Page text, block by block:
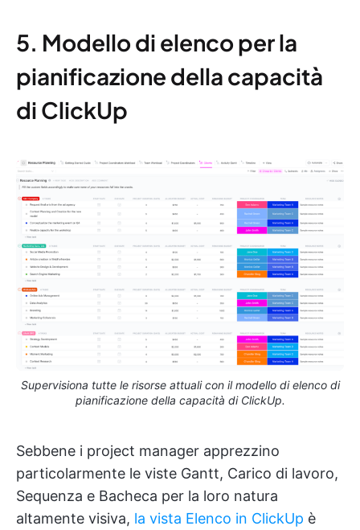
5. Modello di elenco per la
pianificazione della capacità
di ClickUp
Supervisiona tutte le risorse attuali con il modello di elenco di
pianificazione della capacità di ClickUp.
Sebbene i project manager apprezzino
particolarmente le viste Gantt, Carico di lavoro,
Sequenza e Bacheca per la loro natura
altamente visiva, la vista Elenco in ClickUp è